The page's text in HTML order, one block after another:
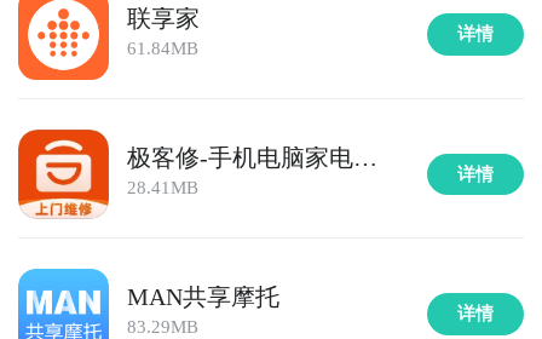
联享家
61.84MB
详情
极客修-手机电脑家电上
门维修
28.41MB
详情
MAN共享摩托
83.29MB
详情